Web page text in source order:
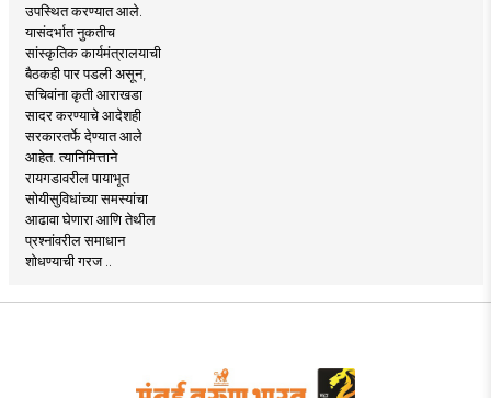
उपस्थित करण्यात आले.
यासंदर्भात नुकतीच
सांस्कृतिक कार्यमंत्रालयाची
बैठकही पार पडली असून,
सचिवांना कृती आराखडा
सादर करण्याचे आदेशही
सरकारतर्फे देण्यात आले
आहेत. त्यानिमित्ताने
रायगडावरील पायाभूत
सोयीसुविधांच्या समस्यांचा
आढावा घेणारा आणि तेथील
प्रश्नांवरील समाधान
शोधण्याची गरज ..